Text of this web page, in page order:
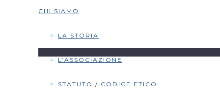
CHI SIAMO
LA STORIA
L’ASSOCIAZIONE
STATUTO / CODICE ETICO